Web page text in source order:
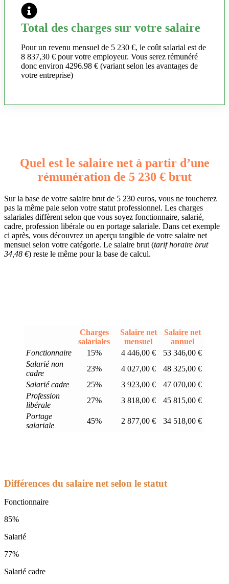
Total des charges sur votre salaire
Pour un revenu mensuel de 5 230 €, le coût salarial est de
8 837,30 € pour votre employeur. Vous serez rémunéré
donc environ 4296.98 € (variant selon les avantages de
votre entreprise)
Quel est le salaire net à partir d’une
rémunération de 5 230 € brut
Sur la base de votre salaire brut de 5 230 euros, vous ne toucherez
pas la même paie selon votre statut professionnel. Les charges
salariales diffèrent selon que vous soyez fonctionnaire, salarié,
cadre, profession libérale ou en portage salariale. Dans cet exemple
ci après, vous découvrez un aperçu tangible de votre salaire net
mensuel selon votre catégorie. Le salaire brut (tarif horaire brut
34,48 €) reste le même pour la base de calcul.
Charges
salariales
Salaire net
mensuel
Salaire net
annuel
Fonctionnaire
15% 4 446,00 €
53 346,00 €
Salarié non
cadre
23% 4 027,00 €
48 325,00 €
Salarié cadre
25% 3 923,00 €
47 070,00 €
Profession
libérale
27% 3 818,00 €
45 815,00 €
Portage
salariale
45% 2 877,00 € 34 518,00 €
Différences du salaire net selon le statut
Fonctionnaire
85%
Salarié
77%
Salarié cadre